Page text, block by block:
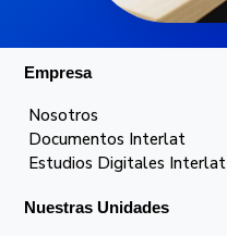
Empresa
Nosotros
Documentos Interlat
Estudios Digitales Interlat
Nuestras Unidades